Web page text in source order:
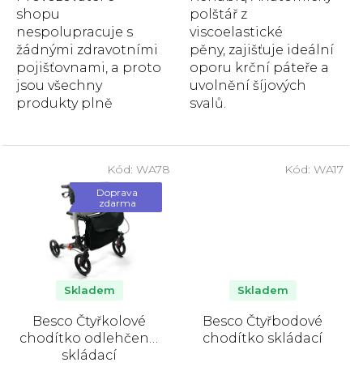
shopu
nespolupracuje s
žádnými zdravotními
pojišťovnami, a proto
jsou všechny
produkty plně
polštář z
viscoelastické
pěny, zajišťuje ideální
oporu krční páteře a
uvolnění šíjových
svalů.
Doprava
zdarma
Besco Čtyřkolové
chodítko odlehčené,
skládací
Skladem
Kód: WA78
Besco Čtyřbodové
chodítko skládací
Skladem
Kód: WA17